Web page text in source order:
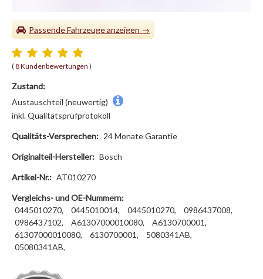
Passende Fahrzeuge
(8 Kundenbewertungen )
Zustand:
Austauschteil (neuwertig)
inkl. Qualitätsprüfprotokoll
Qualitäts-Versprechen: 24 Monate Garantie
Originalteil-Hersteller: Bosch
Artikel-Nr.: AT010270
Vergleichs- und OE-Nummern:
0445010270,
0445010014, 0445010270,
0986437008,
0986437102,
A61307000010080,
A6130700001,
61307000010080,
6130700001,
5080341AB,
05080341AB,